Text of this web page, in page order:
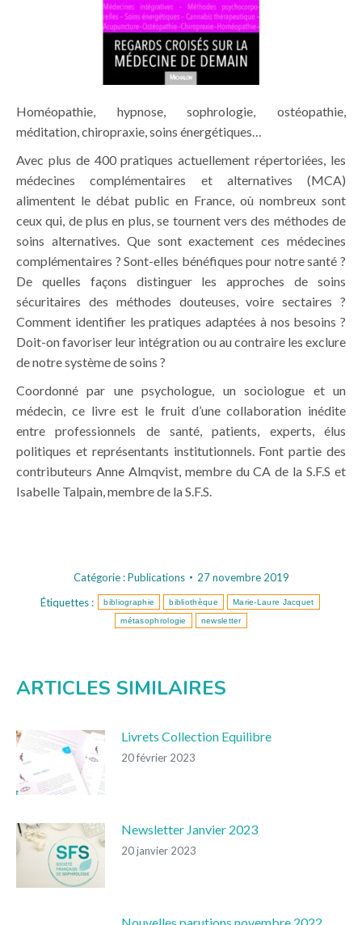
Homéopathie, hypnose, sophrologie, ostéopathie,
méditation, chiropraxie, soins énergétiques…
Avec plus de 400 pratiques actuellement répertoriées, les
médecines complémentaires et alternatives (MCA)
alimentent le débat public en France, où nombreux sont
ceux qui, de plus en plus, se tournent vers des méthodes de
soins alternatives. Que sont exactement ces médecines
complémentaires ? Sont-elles bénéfiques pour notre santé ?
De quelles façons distinguer les approches de soins
sécuritaires des méthodes douteuses, voire sectaires ?
Comment identifier les pratiques adaptées à nos besoins ?
Doit-on favoriser leur intégration ou au contraire les exclure
de notre système de soins ?
Coordonné par une psychologue, un sociologue et un
médecin, ce livre est le fruit d’une collaboration inédite
entre professionnels de santé, patients, experts, élus
politiques et représentants institutionnels. Font partie des
contributeurs Anne Almqvist, membre du CA de la S.F.S et
Isabelle Talpain, membre de la S.F.S.
Catégorie :Publications
27 novembre 2019
Étiquettes :
bibliographie bibliothèque Marie-Laure Jacquet
métasophrologie newsletter
ARTICLES SIMILAIRES
Livrets Collection Equilibre
20 février 2023
Newsletter Janvier 2023
20 janvier 2023